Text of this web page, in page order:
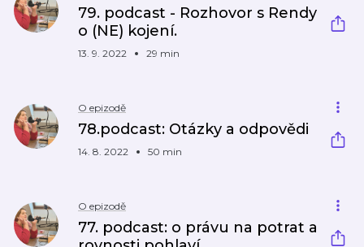
79. podcast - Rozhovor s Rendy
o (NE) kojení.
13. 9. 2022 29 min
O epizodě
78.podcast: Otázky a odpovědi
14. 8. 2022 50 min
O epizodě
77. podcast: o právu na potrat a